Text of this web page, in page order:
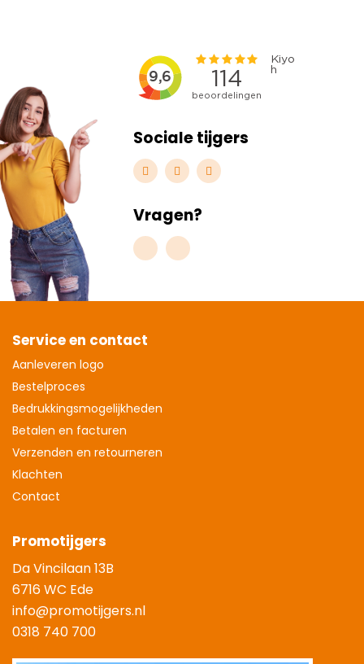
Sociale tijgers
Vragen?
Service en contact
Aanleveren logo
Bestelproces
Bedrukkingsmogelijkheden
Betalen en facturen
Verzenden en retourneren
Klachten
Contact
Promotijgers
Da Vincilaan 13B
6716 WC Ede
info@promotijgers.nl
0318 740 700